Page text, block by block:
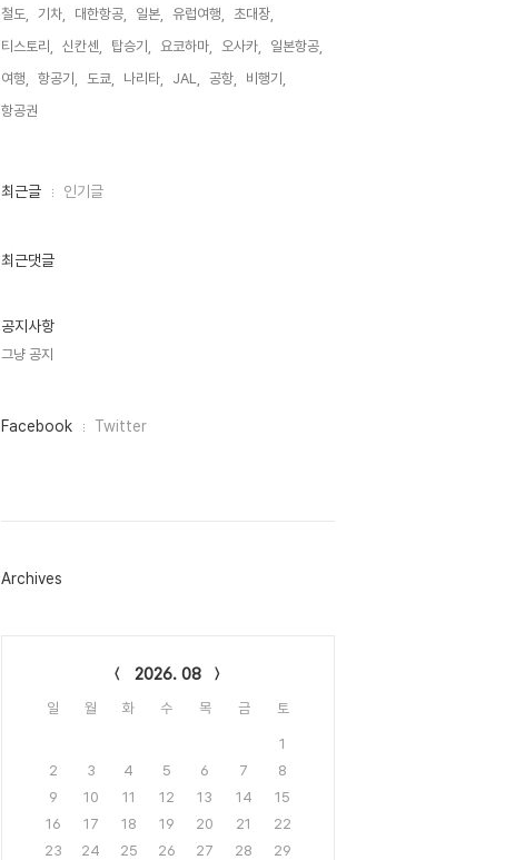
철도, 기차, 대한항공, 일본, 유럽여행,
초대장,
티스토리,
신칸센, 탑승기, 요코하마, 오사카,
일본항공,
여행,
항공기, 도쿄, 나리타, JAL, 공항,
비행기,
항공권,
최
인
최근글 인기글
최근댓글
공지사항
그냥 공지
페
그
Facebook Twitter
Archives
2026. 08
일 월 화 수 목 금 토
1
2
3 4 5 6 7
8
9
10 11 12 13 14
15
16
17 18 19 20 21
22
23
24 25 26 27 28
29